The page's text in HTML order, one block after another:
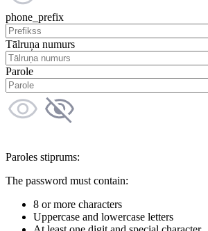
phone_prefix
Tālruņa numurs
Parole
Paroles stiprums:
The password must contain:
8 or more characters
Uppercase and lowercase letters